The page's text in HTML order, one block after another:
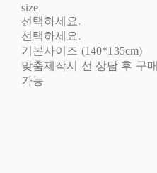
size
선택하세요.
선택하세요.
기본사이즈 (140*135cm)
맞춤제작시 선 상담 후 구매
가능